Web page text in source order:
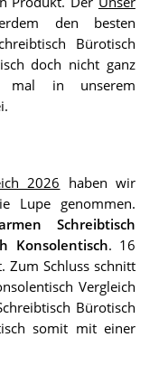
den besten
Bürotisch
doch nicht ganz
mal in unserem
2026 haben wir
Lupe genommen.
Schreibtisch
Konsolentisch. 16
Zum Schluss schnitt
Vergleich
Bürotisch
somit mit einer